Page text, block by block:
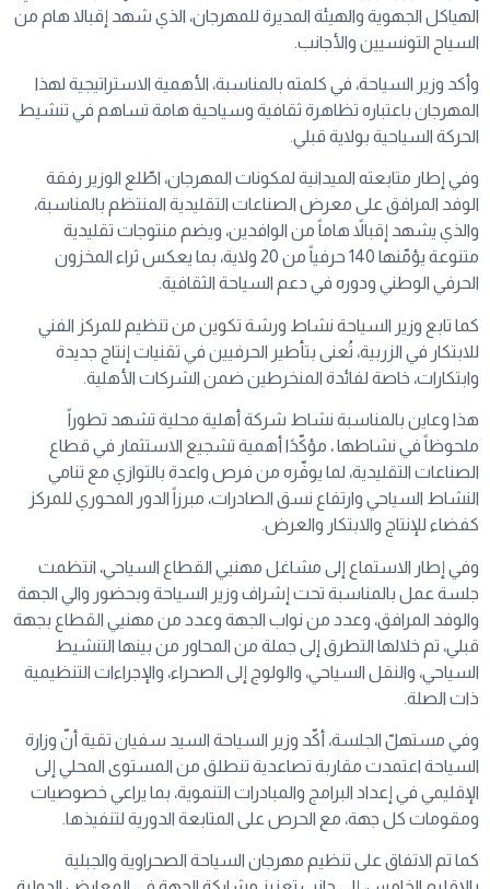
الهياكل الجهوية والهيئة المديرة للمهرجان، الذي شهد إقبالا هام من
السياح التونسيين والأجانب.
وأكد وزير السياحة، في كلمته بالمناسبة، الأهمية الاستراتيجية لهذا
المهرجان باعتباره تظاهرة ثقافية وسياحية هامة تساهم في تنشيط
الحركة السياحية بولاية قبلي.
وفي إطار متابعته الميدانية لمكونات المهرجان، اطّلع الوزير رفقة
الوفد المرافق على معرض الصناعات التقليدية المنتظم بالمناسبة،
والذي يشهد إقبالاً هاماً من الوافدين، ويضم منتوجات تقليدية
متنوعة يؤمّنها 140 حرفياً من 20 ولاية، بما يعكس ثراء المخزون
الحرفي الوطني ودوره في دعم السياحة الثقافية.
كما تابع وزير السياحة نشاط ورشة تكوين من تنظيم للمركز الفني
للابتكار في الزربية، تُعنى بتأطير الحرفيين في تقنيات إنتاج جديدة
وابتكارات، خاصة لفائدة المنخرطين ضمن الشركات الأهلية.
هذا وعاين بالمناسبة نشاط شركة أهلية محلية تشهد تطوراً
ملحوظاً في نشاطها ، مؤكّدًا أهمية تشجيع الاستثمار في قطاع
الصناعات التقليدية، لما يوفّره من فرص واعدة بالتوازي مع تنامي
النشاط السياحي وارتفاع نسق الصادرات، مبرزاً الدور المحوري للمركز
كفضاء للإنتاج والابتكار والعرض.
وفي إطار الاستماع إلى مشاغل مهنيي القطاع السياحي، انتظمت
جلسة عمل بالمناسبة تحت إشراف وزير السياحة وبحضور والي الجهة
والوفد المرافق، وعدد من نواب الجهة وعدد من مهنيي القطاع بجهة
قبلي، تم خلالها التطرق إلى جملة من المحاور من بينها التنشيط
السياحي، والنقل السياحي، والولوج إلى الصحراء، والإجراءات التنظيمية
ذات الصلة.
وفي مستهلّ الجلسة، أكّد وزير السياحة السيد سفيان تقية أنّ وزارة
السياحة اعتمدت مقاربة تصاعدية تنطلق من المستوى المحلي إلى
الإقليمي في إعداد البرامج والمبادرات التنموية، بما يراعي خصوصيات
ومقومات كل جهة، مع الحرص على المتابعة الدورية لتنفيذها.
كما تم الاتفاق على تنظيم مهرجان السياحة الصحراوية والجبلية